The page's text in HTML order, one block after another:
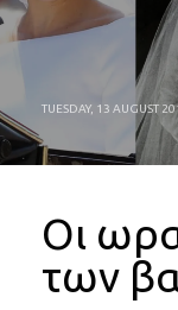
TUESDAY, 13 AUGUST
Οι
των